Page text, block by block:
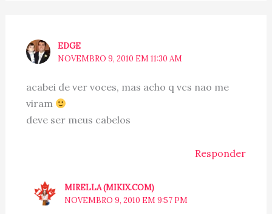
EDGE
NOVEMBRO 9, 2010 EM 11:30 AM
acabei de ver voces, mas acho q vcs nao me
viram
deve ser meus cabelos
Responder
MIRELLA (MIKIX.COM)
NOVEMBRO 9, 2010 EM 9:57 PM